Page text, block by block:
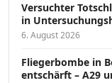
Versucht­er
in
6. August 2026
Fliegerbombe in
entschärft – A29